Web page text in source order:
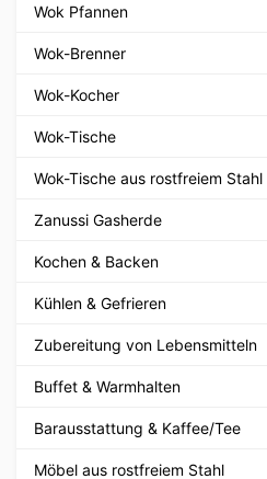
Wok Pfannen
Wok-Brenner
Wok-Kocher
Wok-Tische
Wok-Tische aus rostfreiem Stahl
Zanussi Gasherde
Kochen & Backen
Kühlen & Gefrieren
Zubereitung von Lebensmitteln
Buffet & Warmhalten
Barausstattung & Kaffee/Tee
Möbel aus rostfreiem Stahl